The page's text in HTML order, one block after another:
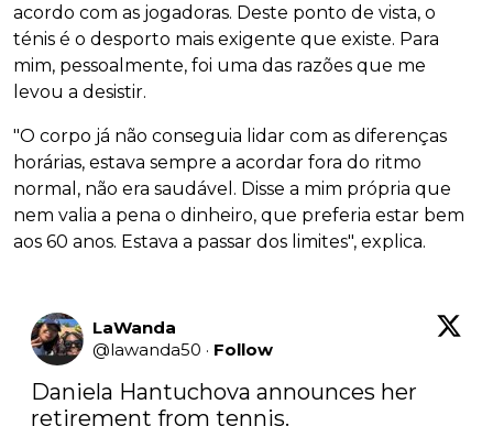
acordo com as jogadoras. Deste ponto de vista, o
ténis é o desporto mais exigente que existe. Para
mim, pessoalmente, foi uma das razões que me
levou a desistir.
"O corpo já não conseguia lidar com as diferenças
horárias, estava sempre a acordar fora do ritmo
normal, não era saudável. Disse a mim própria que
nem valia a pena o dinheiro, que preferia estar bem
aos 60 anos. Estava a passar dos limites", explica.
LaWanda
@lawanda50 · Follow
Daniela Hantuchova announces her
retirement from tennis.